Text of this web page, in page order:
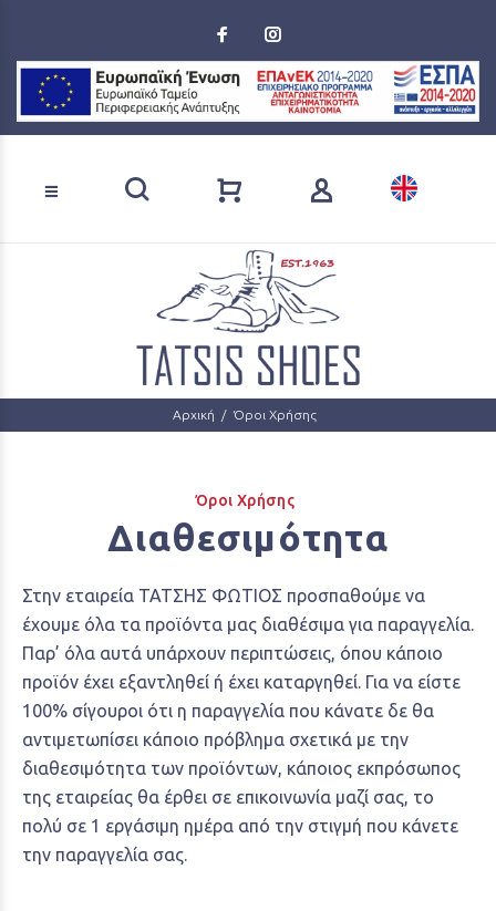
Αρχική Όροι Χρήσης
Όροι Χρήσης
Διαθεσιμότητα
Στην εταιρεία ΤΑΤΣΗΣ ΦΩΤΙΟΣ προσπαθούμε να
έχουμε όλα τα προϊόντα μας διαθέσιμα για παραγγελία.
Παρ’ όλα αυτά υπάρχουν περιπτώσεις, όπου κάποιο
προϊόν έχει εξαντληθεί ή έχει καταργηθεί. Για να είστε
100% σίγουροι ότι η παραγγελία που κάνατε δε θα
αντιμετωπίσει κάποιο πρόβλημα σχετικά με την
διαθεσιμότητα των προϊόντων, κάποιος εκπρόσωπος
της εταιρείας θα έρθει σε επικοινωνία μαζί σας, το
πολύ σε 1 εργάσιμη ημέρα από την στιγμή που κάνετε
την παραγγελία σας.